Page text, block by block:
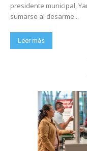
presidente municipal,
sumarse al desarme...
Leer más